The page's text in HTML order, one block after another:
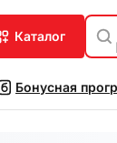
каталог
Бонусная